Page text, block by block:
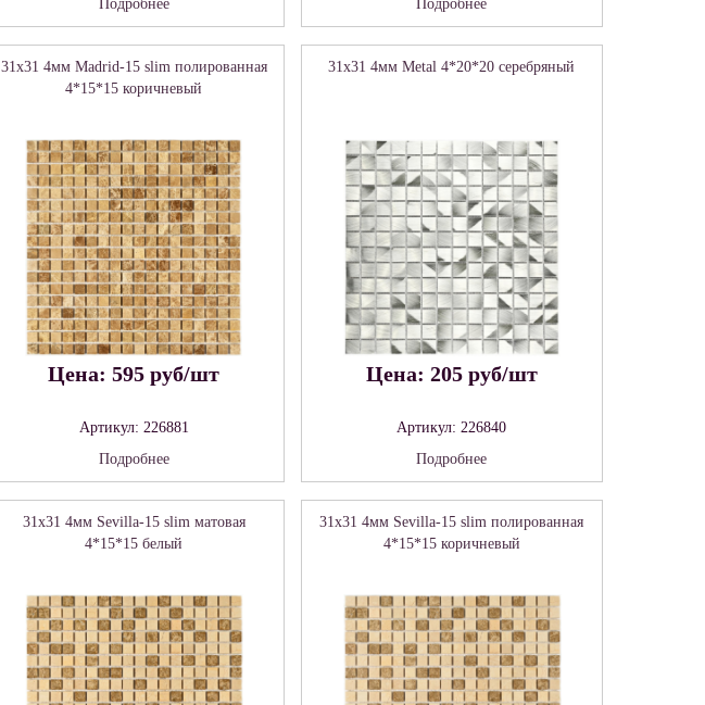
Подробнее
Подробнее
31x31 4мм Madrid-15 slim полированная
4*15*15 коричневый
Цена: 595 руб/шт
Артикул: 226881
Подробнее
31x31 4мм Metal 4*20*20 серебряный
Цена: 205 руб/шт
Артикул: 226840
Подробнее
31x31 4мм Sevilla-15 slim матовая
4*15*15 белый
31x31 4мм Sevilla-15 slim полированная
4*15*15 коричневый